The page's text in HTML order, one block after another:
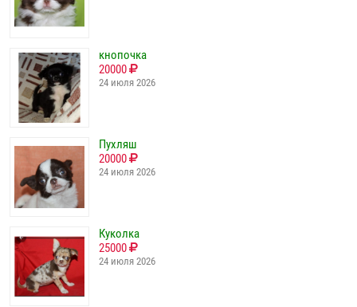
кнопочка
20000
24 июля 2026
Пухляш
20000
24 июля 2026
Куколка
25000
24 июля 2026